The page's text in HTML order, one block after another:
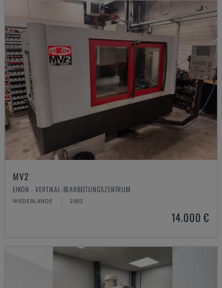
MV2
EIKON - VERTIKAL-BEARBEITUNGSZENTRUM
NIEDERLANDE 2003
14.000 €